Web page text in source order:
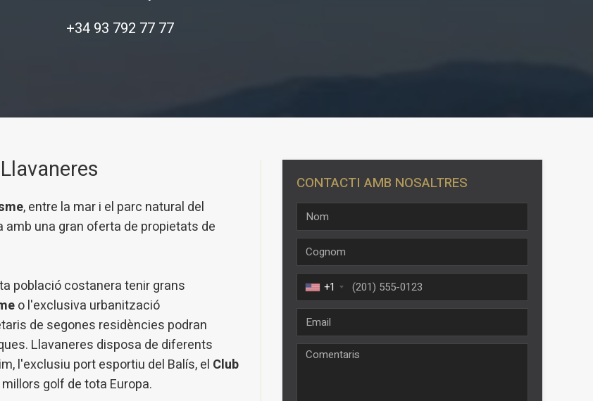
+34 93 792 77 77
, entre la mar i el parc natural del
amb una gran oferta de propietats de
població costanera tenir grans
o l'exclusiva urbanització
de segones residències podran
Llavaneres disposa de diferents
l'exclusiu port esportiu del Balís, el Club
golf de tota Europa.
CONTACTI AMB NOSALTRES
+1
Sempre activades
serveis. Si continua navegant, suposa l'acceptació de la instal·lació
L'usuari té la possibilitat de configurar el navegador podent, si així ho
siguin instal·lades al disc dur, encara que haurà de tenir en
acció podrà ocasionar dificultats de navegació de la pàgina web.
i l'anàlisi del comportament dels usuaris d'aquest lloc web.
mitjançant aquest tipus de cookies s'utilitza en el mesurament
per a l'elaboració de perfils de navegació dels usuaris per
funció de l'anàlisi de les dades d'ús que fan els usuaris del servei.
la informació de preferència de l'usuari per millorar la qualitat dels